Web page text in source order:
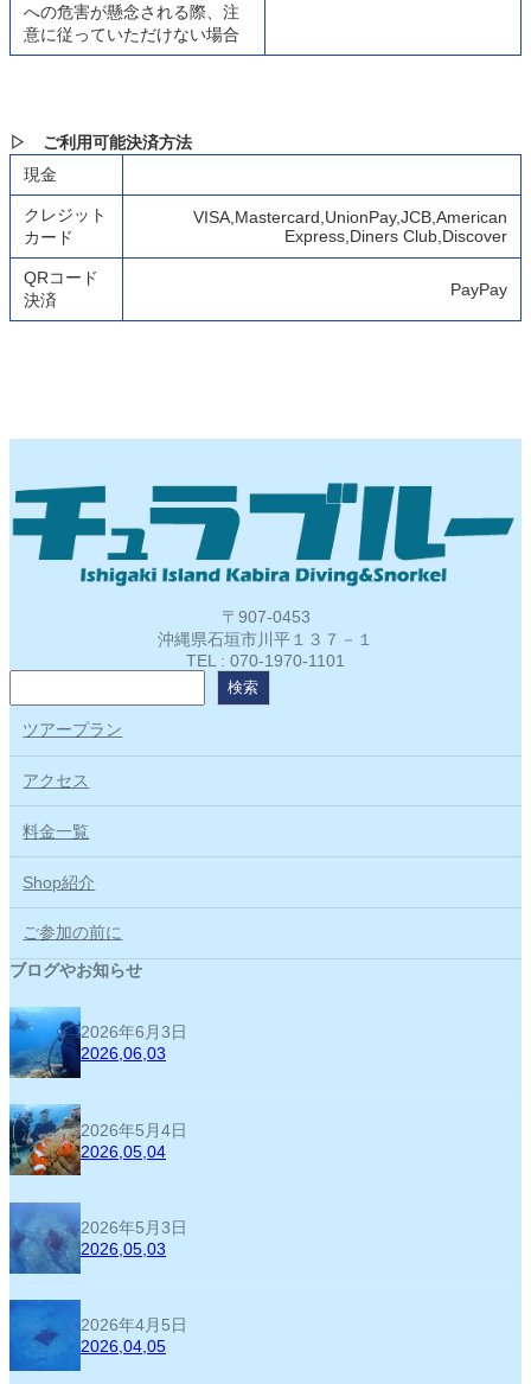
への危害が懸念される際、注
意に従っていただけない場合
▷ ご利用可能決済方法
現金
クレジット
カード
VISA,Mastercard,UnionPay,JCB,American
Express,Diners Club,Discover
QRコード
決済
PayPay
〒907-0453
沖縄県石垣市川平１３７－１
TEL : 070-1970-1101
索
検索
ツアープラン
アクセス
料金一覧
Shop紹介
ご参加の前に
ブログやお知らせ
2026年6月3日
2026,06,03
2026年5月4日
2026,05,04
2026年5月3日
2026,05,03
2026年4月5日
2026,04,05